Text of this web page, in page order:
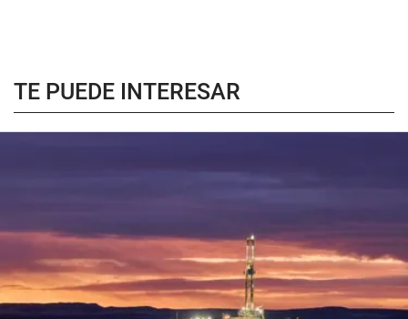
TE PUEDE INTERESAR